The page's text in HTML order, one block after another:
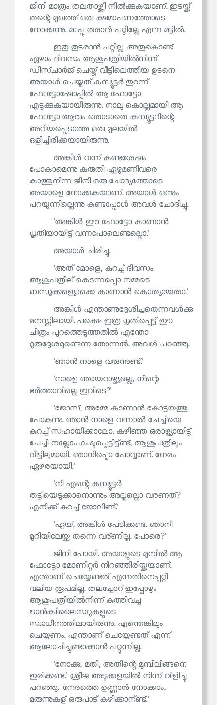
ജിനി മാത്രം തലതാഴ്ത്തി നിൽക്കുകയാണ്. ഇടയ്ക്ക്
തന്റെ മുഖത്ത് ഒരു ക്ഷമാപണത്തോടെ
നോക്കുന്നു. മാപ്പു തരാൻ പറ്റില്ലേ എന്ന മട്ടിൽ.
ഇതു തുടരാൻ പറ്റില്ല. അതുകൊണ്ട്
ഏഴാം ദിവസം ആശുപത്രിയിൽനിന്ന്
ഡിസ്ചാർജ് ചെയ്ത് വീട്ടിലെത്തിയ ഉടനെ
അയാൾ ചെയ്തത് കമ്പ്യൂട്ടർ തുറന്ന്
ഫോട്ടോഷോപ്പിൽ ആ ഫോട്ടോ
എടുക്കുകയായിരുന്നു. നാലു കൊല്ലമായി ആ
ഫോട്ടോ ആരും തൊടാതെ കമ്പ്യൂട്ടറിന്റെ
അറിയപ്പെടാത്ത ഒരു മൂലയിൽ
ഒളിച്ചിരിക്കയായിരുന്നു.
അങ്കിൾ വന്ന് കണ്ടശേഷം
പോകാമെന്നു കരുതി ഏഴുമണിവരെ
കാത്തുനിന്ന ജിനി ഒരു ചോദ്യത്തോടെ
അയാളെ നോക്കുകയാണ്. അയാൾ ഒന്നും
പറയുന്നില്ലെന്നു കണ്ടപ്പോൾ അവൾ ചോദിച്ചു.
'അങ്കിൾ ഈ ഫോട്ടോ കാണാൻ
ധൃതിയായിട്ട് വന്നപോലെണ്ടല്ലൊ.'
അയാൾ ചിരിച്ചു.
'അത് മോളെ, കുറച്ച് ദിവസം
ആശുപത്രീല് കെടന്നപ്പൊ നമ്മടെ
ബന്ധുക്കള്യൊക്കെ കാണാൻ കൊത്യായതാ.'
അങ്കിൾ എന്താണുദ്ദേശിച്ചതെന്നവൾക്കു
മനസ്സിലായി. പക്ഷെ ഇത്ര ധൃതിപ്പെട്ട് ഈ
ചിത്രം പുറത്തെടുത്തതിൽ എന്തോ
ദുരുദ്ദേശമുണ്ടെന്ന തോന്നൽ. അവൾ പറഞ്ഞു.
'ഞാൻ നാളെ വരുന്നുണ്ട്.'
'നാളെ ഞായറാഴ്ച്യല്ലെ, നിന്റെ
ഭർത്താവില്ലെ ഇവിടെ?'
'ജോസ്, അമ്മേ കാണാൻ കോട്ടയത്തു
പോകുന്നു. ഞാൻ നാളെ വന്നാൽ ചേച്ചിയെ
കുറച്ച് സഹായിക്കാലോ. കഴിഞ്ഞ ഒരാഴ്ച്യായിട്ട്
ചേച്ചി നല്ലോം കഷ്ടപ്പെട്ടിട്ട്ണ്ട്, ആശുപത്രീലും
വീട്ടിലുമായി. ഞാനിപ്പൊ പോവ്വാണ്. നേരം
ഏഴരയായി.'
'നീ എന്റെ കമ്പ്യൂട്ടർ
തട്ടിയെടുക്കാനൊന്നും അല്ലല്ലൊ വരണത്?
എനിക്ക് കുറച്ച് ജോലിണ്ട്.'
'ഏയ്, അങ്കിൾ പേടിക്കണ്ട. ഞാനീ
മുറിയിലേയ്ക്കു തന്നെ വര്ണില്ല. പോരെ?'
ജിനി പോയി. അയാളുടെ മുമ്പിൽ ആ
ഫോട്ടോ മോണിറ്റർ നിറഞ്ഞിരിയ്ക്കയാണ്.
എന്താണ് ചെയ്യേണ്ടത് എന്നതിനെപ്പറ്റി
വലിയ രൂപമില്ല. തലച്ചോറ് ഇപ്പോഴും
ആശുപത്രിയിൽനിന്ന് കുത്തിവച്ച
ട്രാൻക്വിലൈസറുകളുടെ
സ്വാധീനത്തിലായിരുന്നു. എന്തെങ്കിലും
ചെയ്യണം. എന്താണ് ചെയ്യേണ്ടത് എന്ന്
ആലോചിച്ചുണ്ടാക്കാൻ പറ്റുന്നില്ല.
'നോക്കു, മതി, അതിന്റെ മുമ്പിലിങ്ങനെ
ഇരിക്കണ്ട.' ശ്രീജ അടുക്കളയിൽ നിന്ന് വിളിച്ചു
പറഞ്ഞു. 'നേരത്തെ ഉണ്ണാൻ നോക്കാം,
മരുന്നുകള് ഒരുപാട് കഴിക്കാന്ണ്ട്.'